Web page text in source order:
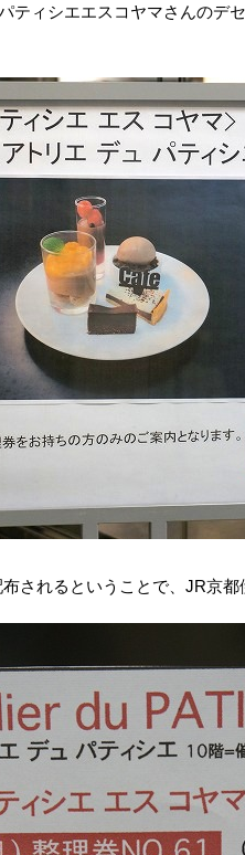
ティシエエスコヤマさんのデ
されるということで、JR京都